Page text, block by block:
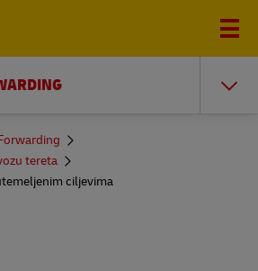
tereta
ciljevima